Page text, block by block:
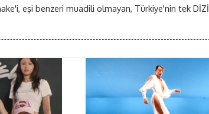
eşi benzeri muadili olmayan, Türkiye'nin tek DİZİ